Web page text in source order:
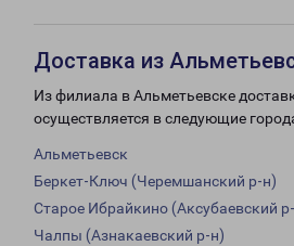
Доставка из
Из филиала в Альметьевске
осуществляется в следующие
Альметьевск
Беркет-Ключ (Черемшанский р-н)
Старое Ибрайкино (Аксубаевский
Чалпы (Азнакаевский р-н)